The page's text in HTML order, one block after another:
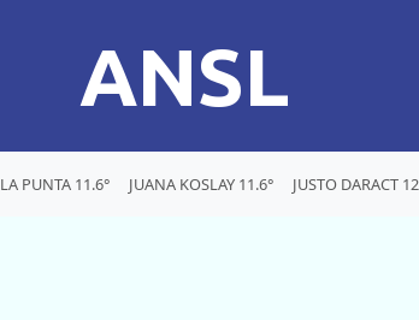
ANSL
LA PUNTA 11.6° JUANA KOSLAY 11.6° JUSTO DARACT